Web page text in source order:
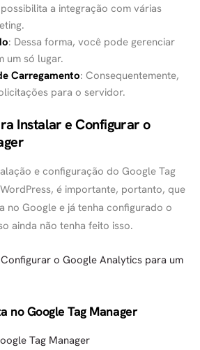
a integração com várias
: Dessa forma, você pode gerenciar
um só lugar.
Carregamento: Consequentemente,
para o servidor.
Instalar e Configurar o
e configuração do Google Tag
é importante, portanto, que
no Google e já tenha configurado o
ainda não tenha feito isso.
o Google Analytics para um
no Google Tag Manager
Tag Manager